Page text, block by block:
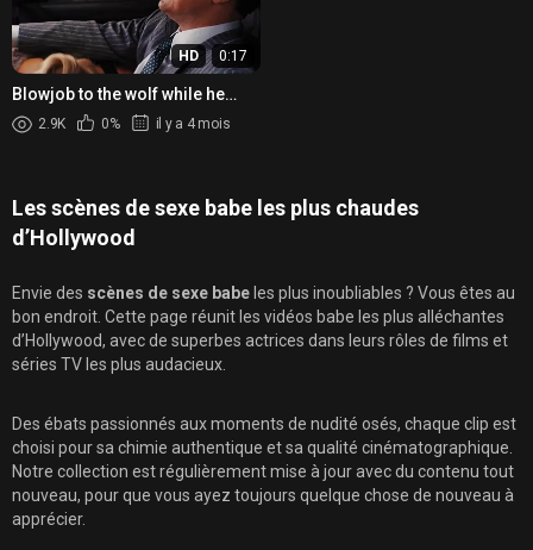
HD 0:17
Blowjob to the wolf while he
drives
2.9K 0% il y a 4 mois
Les scènes de sexe babe les plus chaudes
d’Hollywood
Envie des scènes de sexe babe les plus inoubliables ? Vous êtes au
bon endroit. Cette page réunit les vidéos babe les plus alléchantes
d’Hollywood, avec de superbes actrices dans leurs rôles de films et
séries TV les plus audacieux.
Des ébats passionnés aux moments de nudité osés, chaque clip est
choisi pour sa chimie authentique et sa qualité cinématographique.
Notre collection est régulièrement mise à jour avec du contenu tout
nouveau, pour que vous ayez toujours quelque chose de nouveau à
apprécier.